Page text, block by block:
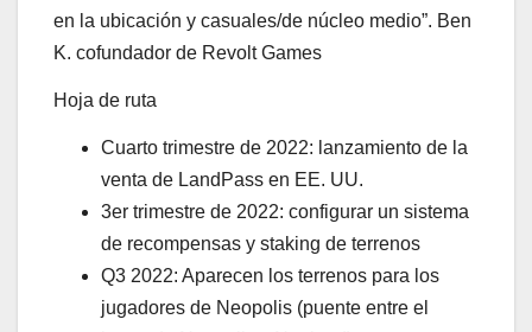
en la ubicación y casuales/de núcleo medio”. Ben
K. cofundador de Revolt Games
Hoja de ruta
Cuarto trimestre de 2022: lanzamiento de la
venta de LandPass en EE. UU.
3er trimestre de 2022: configurar un sistema
de recompensas y staking de terrenos
Q3 2022: Aparecen los terrenos para los
jugadores de Neopolis (puente entre el